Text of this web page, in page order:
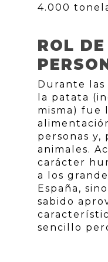
4.000
ROL
Durante las
la patata
misma) fue
personas y,
animales.
carácter
a los
España,
sabido
sencillo